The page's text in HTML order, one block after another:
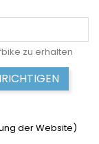
zu erhalten
der Website)